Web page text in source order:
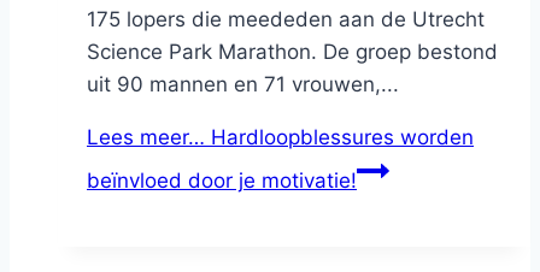
175 lopers die meededen aan de Utrecht
Science Park Marathon. De groep bestond
uit 90 mannen en 71 vrouwen,...
Lees meer… Hardloopblessures worden
beïnvloed door je motivatie!